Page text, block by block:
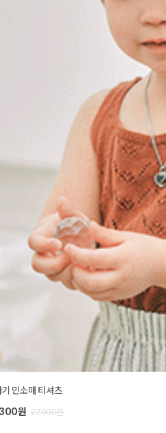
민소매 티셔츠
원 27,000원